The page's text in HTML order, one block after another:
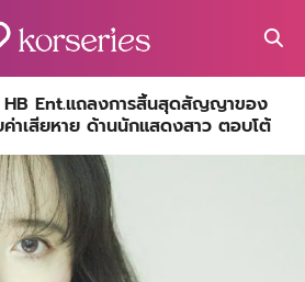
HB Ent.แถลงการสิ้นสุดสัญญาของ
าเสียหาย ด้านนักแสดงสาว ตอบโต้